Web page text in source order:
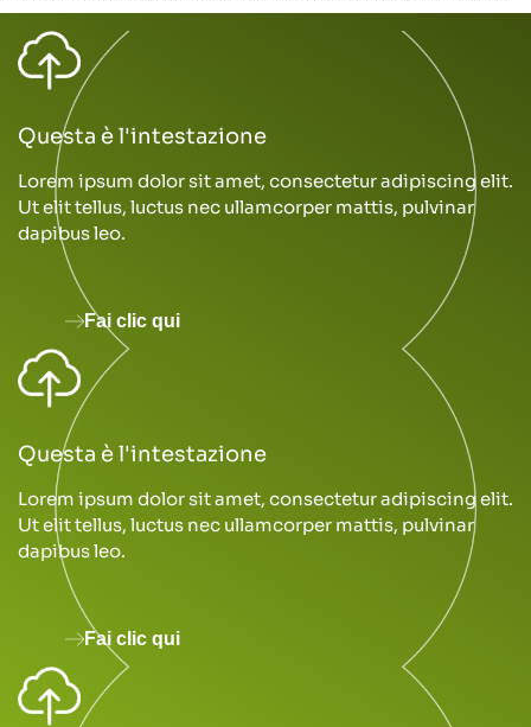
Questa è l'intestazione
Lorem ipsum dolor sit amet, consectetur adipiscing elit.
Ut elit tellus, luctus nec ullamcorper mattis, pulvinar
dapibus leo.
Fai clic qui
Questa è l'intestazione
Lorem ipsum dolor sit amet, consectetur adipiscing elit.
Ut elit tellus, luctus nec ullamcorper mattis, pulvinar
dapibus leo.
Fai clic qui